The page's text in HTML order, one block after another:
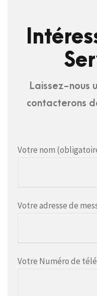
Laissez-nous
contacterons
Votre nom
Votre adresse de
Votre Numéro de